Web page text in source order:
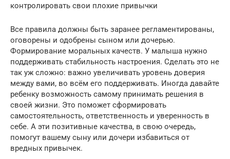
контролировать свои плохие привычки
Все правила должны быть заранее регламентированы,
оговорены и одобрены сыном или дочерью.
Формирование моральных качеств. У малыша нужно
поддерживать стабильность настроения. Сделать это не
так уж сложно: важно увеличивать уровень доверия
между вами, во всём его поддерживать. Иногда давайте
ребенку возможность самому принимать решения в
своей жизни. Это поможет сформировать
самостоятельность, ответственность и уверенность в
себе. А эти позитивные качества, в свою очередь,
помогут вашему сыну или дочери избавиться от
вредных привычек.